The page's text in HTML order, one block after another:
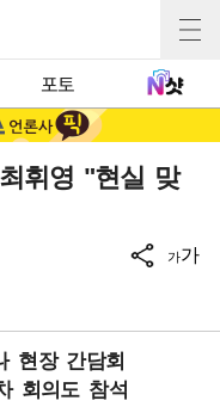
포토
휘영 "현실 맞
가가
현장 간담회
회의도 참석